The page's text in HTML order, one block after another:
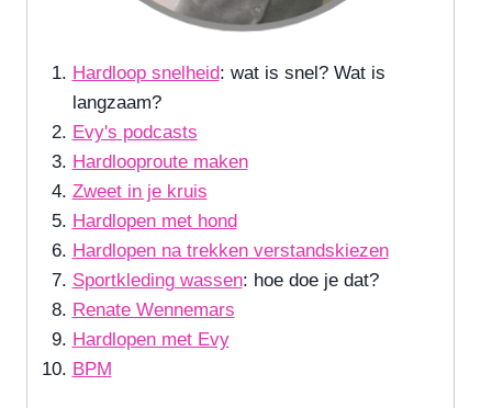
Hardloop snelheid: wat is snel? Wat is
langzaam?
Evy's podcasts
Hardlooproute maken
Zweet in je kruis
Hardlopen met hond
Hardlopen na trekken verstandskiezen
Sportkleding wassen: hoe doe je dat?
Renate Wennemars
Hardlopen met Evy
BPM